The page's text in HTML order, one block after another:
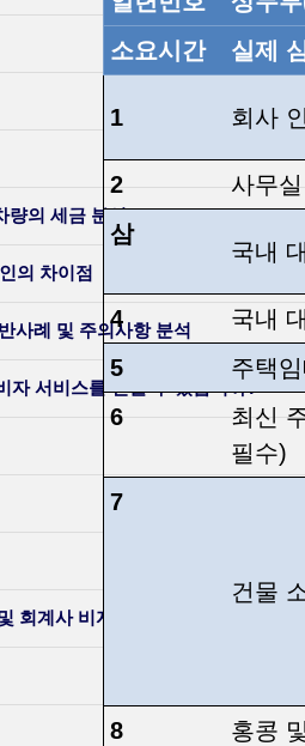
량의 세금 분석
의 차이점
사례 및 주의사항 분석
자 서비스를 받을 수 있습니까?
회계사 비자 소개
소요시간
실제
1 회사
2
사무
삼
국내
4
국내
5
주택
6
최신
필수)
7
건물
8
홍콩